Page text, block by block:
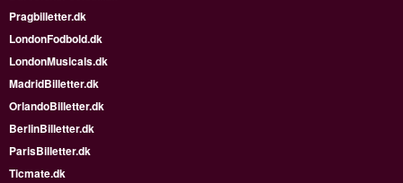
Pragbilletter.dk
LondonFodbold.dk
LondonMusicals.dk
MadridBilletter.dk
OrlandoBilletter.dk
BerlinBilletter.dk
ParisBilletter.dk
Ticmate.dk